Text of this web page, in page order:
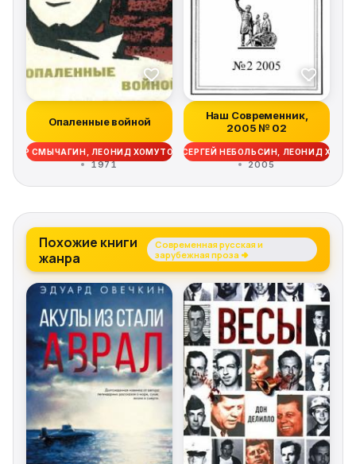
Опаленные войной
СМЫЧАГИН, ЛЕОНИД ХОМУТОВ, НИКОЛАЙ НОВОСЁЛОВ
1971
Наш Современник,
2005 № 02
ЛЕОНИДОВ, АЛЕКСАНДР КАЗИНЦЕВ, СЕРГЕЙ НЕБОЛЬСИН, ЛЕОНИД
2005
Похожие книги
жанра
Современная русская и
зарубежная проза →